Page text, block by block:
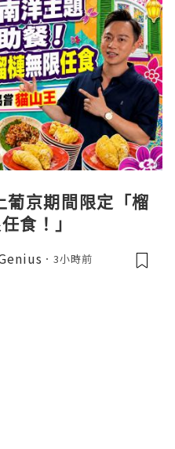
葡京期間限定「榴
食！」
3小時前